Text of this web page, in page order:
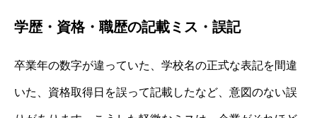
学歴・資格・職歴の記載ミス・誤記
卒業年の数字が違っていた、学校名の正式な表記を間違
いた、資格取得日を誤って記載したなど、意図のない誤